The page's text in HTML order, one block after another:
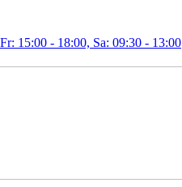
15:00 - 18:00, Sa: 09:30 - 13:00